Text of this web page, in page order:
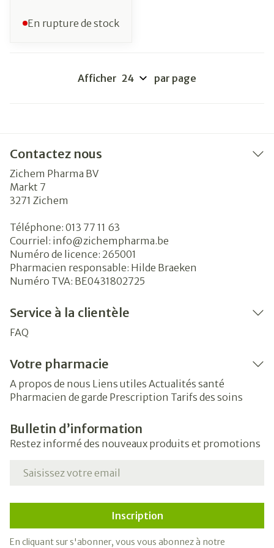
En rupture de stock
Afficher par page
Contactez nous
Zichem Pharma BV
Markt 7
3271 Zichem
Téléphone: 013 77 11 63
Courriel: info@zichempharma.be
Numéro de licence: 265001
Pharmacien responsable: Hilde Braeken
Numéro TVA: BE0431802725
Service à la clientèle
FAQ
Votre pharmacie
A propos de nous Liens utiles Actualités santé
Pharmacien de garde Prescription Tarifs des soins
Bulletin d’information
Restez informé des nouveaux produits et promotions
Adresse mail
Inscription
En cliquant sur s'abonner, vous vous abonnez à notre